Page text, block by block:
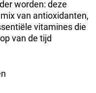
worden: deze
van antioxidanten,
vitamines die
van de tijd